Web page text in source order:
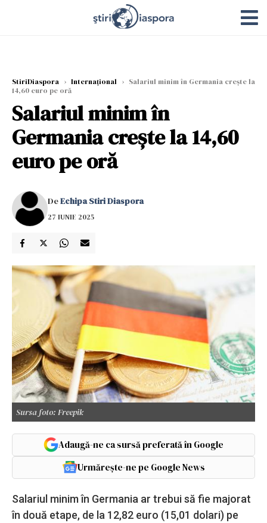
StiriDiaspora › Internațional › Salariul minim în Germania crește la
14,60 euro pe oră
Salariul minim în
Germania crește la 14,60
euro pe oră
DeEchipa Stiri Diaspora
27 IUNIE 2025
Sursa foto: Freepik
Adaugă-ne ca sursă preferată în Google
Urmărește-ne pe Google News
Salariul minim în Germania ar trebui să fie majorat
în două etape, de la 12,82 euro (15,01 dolari) pe